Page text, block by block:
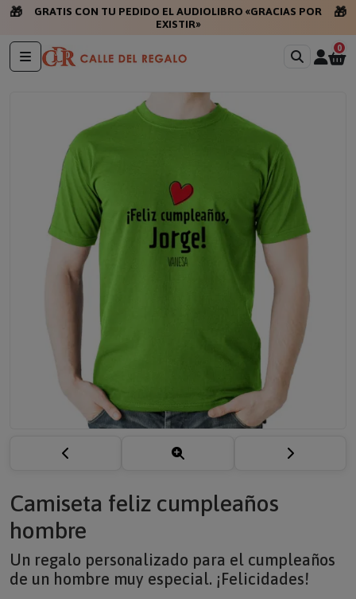
🎁
GRATIS CON TU PEDIDO EL AUDIOLIBRO «GRACIAS POR
EXISTIR»
🎁
0
Camiseta feliz cumpleaños
hombre
Un regalo personalizado para el cumpleaños
de un hombre muy especial. ¡Felicidades!